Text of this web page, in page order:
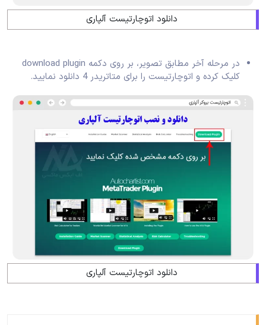
دانلود اتوچارتیست آلپاری
در مرحله آخر مطابق تصویر، بر روی دکمه download plugin
کلیک کرده و اتوچارتیست را برای متاتریدر 4 دانلود نمایید.
دانلود اتوچارتیست آلپاری